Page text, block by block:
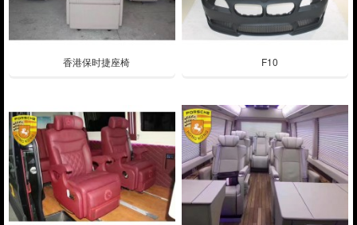
香港保时捷座椅 F10